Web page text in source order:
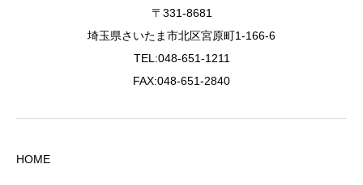
〒331-8681
埼玉県さいたま市北区宮原町1-166-6
TEL:048-651-1211
FAX:048-651-2840
HOME